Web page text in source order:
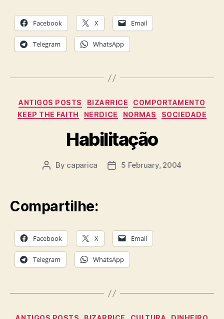
Facebook X Email
Telegram WhatsApp
Categories
ANTIGOS POSTS BIZARRICE
COMPORTAMENTO
KEEP THE FAITH
NERDICE NORMAS SOCIEDADE
Habilitação
Post
By caparica
Post5 February, 2004
Compartilhe:
Facebook X Email
Telegram WhatsApp
Categories